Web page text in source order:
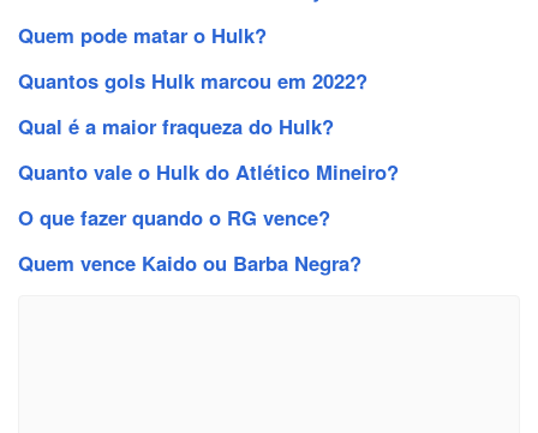
Quem pode matar o Hulk?
Quantos gols Hulk marcou em 2022?
Qual é a maior fraqueza do Hulk?
Quanto vale o Hulk do Atlético Mineiro?
O que fazer quando o RG vence?
Quem vence Kaido ou Barba Negra?